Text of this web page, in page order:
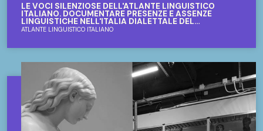
LE VOCI SILENZIOSE DELL'ATLANTE LINGUISTICO
ITALIANO. DOCUMENTARE PRESENZE E ASSENZE
LINGUISTICHE NELL'ITALIA DIALETTALE DEL
NOVECENTO
ATLANTE LINGUISTICO ITALIANO